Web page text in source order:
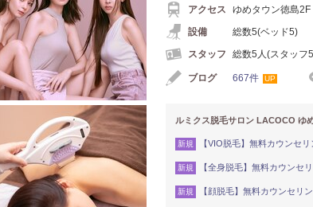
アクセス
ゆめタウン徳島
設備
総数5(ベッド5)
スタッフ
総数5人(スタッフ
ブログ 667件 UP
ルミクス脱毛サロン LACOCO ゆ
新規 【VIO脱毛】無料カウンセ
新規 【全身脱毛】無料カウンセ
新規 【顔脱毛】無料カウンセリ